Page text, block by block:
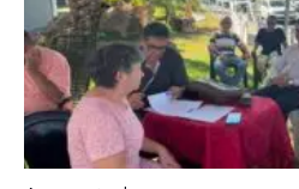
Deixe seu
Comments are closed.